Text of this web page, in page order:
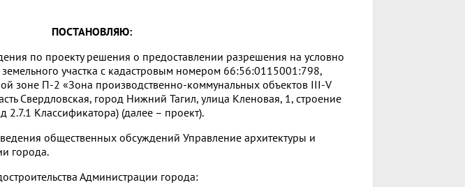
ПОСТАНОВЛЯЮ:
по проекту решения о предоставлении разрешения на условно
участка с кадастровым номером 66:56:0115001:798,
зоне П-2 «Зона производственно-коммунальных объектов III-V
Свердловская, город Нижний Тагил, улица Кленовая, 1, строение
2.7.1 Классификатора) (далее – проект).
общественных обсуждений Управление архитектуры и
города.
Администрации города: